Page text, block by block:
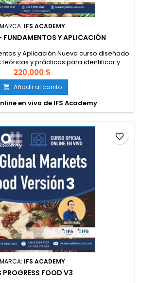
MARCA: IFS ACADEMY
FUNDAMENTOS Y APLICACIÓN
y Aplicación Nuevo curso diseñado
y prácticas para identificar y
de la nueva versión de la Norma IFS
de las normas IFS, en la producción
sistema de calidad e inocuidad con
basado en los peligros y riesgos de
la...
220.000 $
 Añadir al carrito
en vivo de IFS Academy
MARCA: IFS ACADEMY
PROGRESS FOOD V3
favorite_border